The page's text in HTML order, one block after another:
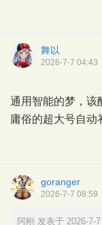
舞以
2026-7-7 04:43
通用智能的梦，该
庸俗的超大号自动
goranger
2026-7-7 08:59
阿刚 发表于 2026-7-